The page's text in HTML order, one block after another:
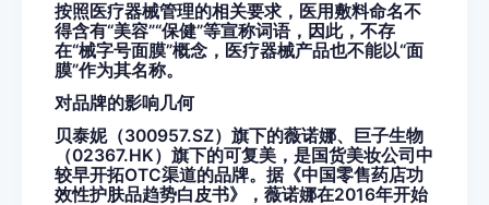
按照医疗器械管理的相关要求，医用敷料命名不
得含有“美容”“保健”等宣称词语，因此，不存
在“械字号面膜”概念，医疗器械产品也不能以“面
膜”作为其名称。
对品牌的影响几何
贝泰妮（300957.SZ）旗下的薇诺娜、巨子生物
（02367.HK）旗下的可复美，是国货美妆公司中
较早开拓OTC渠道的品牌。据《中国零售药店功
效性护肤品趋势白皮书》，薇诺娜在2016年开始